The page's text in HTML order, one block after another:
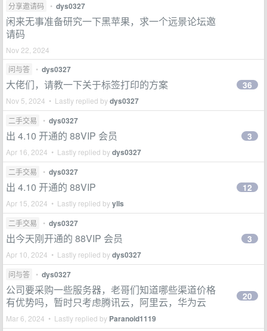
分享邀请码 • dys0327
闲来无事准备研究一下黑苹果，求一个远景论坛邀
请码
Nov 22, 2024
问与答
• dys0327
大佬们，请教一下关于标签打印的方案
Nov 5, 2024 • Lastly replied bydys0327
36
二手交易 • dys0327
出 4.10 开通的 88VIP 会员
Apr 16, 2024 • Lastly replied bydys0327
3
二手交易 • dys0327
出 4.10 开通的 88VIP
Apr 15, 2024 • Lastly replied byylls
12
二手交易 • dys0327
出今天刚开通的 88VIP 会员
Apr 10, 2024 • Lastly replied bydys0327
3
问与答 • dys0327
公司要采购一些服务器，老哥们知道哪些渠道价格
有优势吗，暂时只考虑腾讯云，阿里云，华为云
Mar 6, 2024 • Lastly replied by Paranoid1119
20